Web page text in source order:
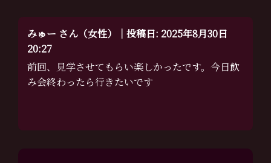
みゅー さん（女性）｜投稿日: 2025年8月30日
20:27
前回、見学させてもらい楽しかったです。今日飲
み会終わったら行きたいです